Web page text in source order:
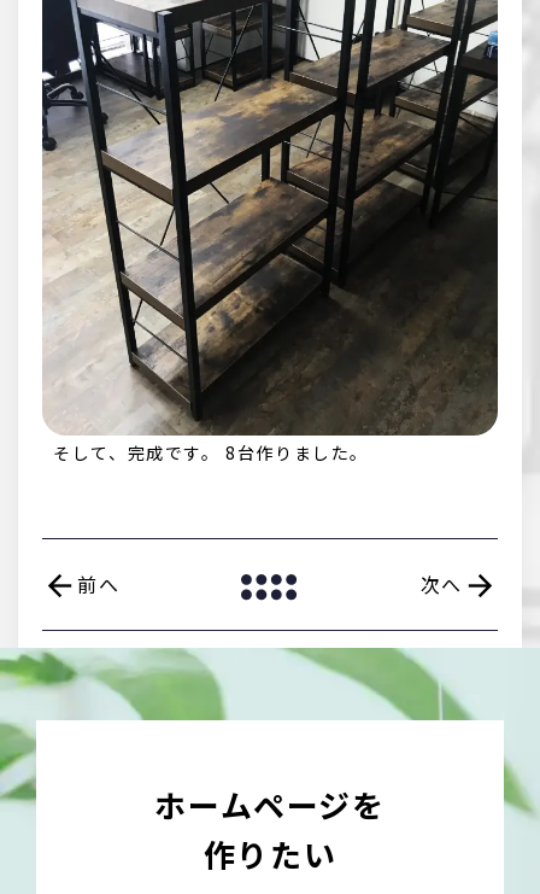
そして、完成です。 8台作りました。
arrow_back前へ 次へ arrow_forward
ホームページを
作りたい